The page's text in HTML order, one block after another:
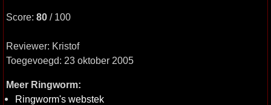
Score: 80 / 100
Reviewer: Kristof
Toegevoegd: 23 oktober 2005
Meer Ringworm:
Ringworm's webstek